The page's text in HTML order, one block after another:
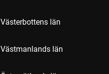
Västerbottens län
Västmanlands län